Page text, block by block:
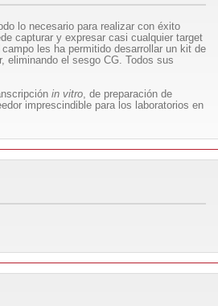
lo necesario para realizar con éxito
capturar y expresar casi cualquier target
les ha permitido desarrollar un kit de
eliminando el sesgo CG. Todos sus
in vitro, de preparación de
imprescindible para los laboratorios en